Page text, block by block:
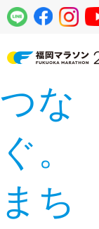
人を
つな
ぐ。
まち
トップページ